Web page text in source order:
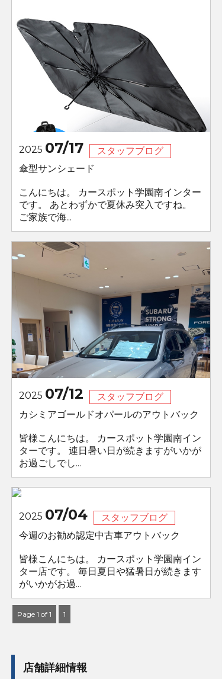
2025 07/17
スタッフブログ
傘型サンシェード
こんにちは。 カースポット学園南インター
です。 あとわずかで夏休み突入ですね。
ご家族で海...
2025 07/12
スタッフブログ
カシミアゴールドオパールのアウトバック
皆様こんにちは。 カースポット学園南イン
ターです。 連日暑い日が続きますがいかが
お過ごしでし...
2025 07/04
スタッフブログ
今週のお勧め認定中古車アウトバック
皆様こんにちは。 カースポット学園南イン
ター店です。 毎日夏日や猛暑日が続きます
がいかがお過...
Page 1 of 1 1
店舗詳細情報